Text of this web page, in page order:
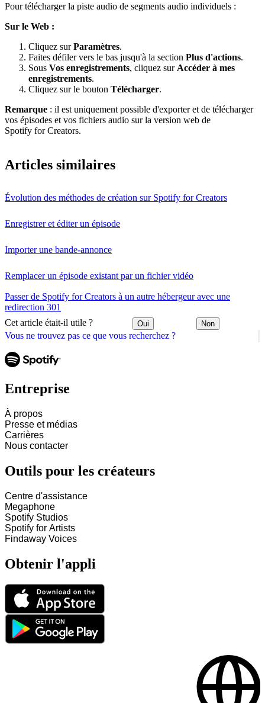
Vous ne trouvez pas ce que vous recherchez ?
Pour télécharger la piste audio de segments audio individuels :
Sur le Web :
Cliquez surParamètres.
Faites défiler vers le bas jusqu'à la section Plus d'actions.
Sous Vos enregistrements, cliquez sur Accéder à mes
enregistrements.
Cliquez sur le bouton Télécharger.
Remarque : il est uniquement possible d'exporter et de télécharger
vos épisodes et vos fichiers audio sur la version web de
Spotify for Creators.
Articles similaires
Évolution des méthodes de création sur Spotify for Creators
Enregistrer et éditer un épisode
Importer une bande-annonce
Remplacer un épisode existant par un fichier vidéo
Passer de Spotify for Creators à un autre hébergeur avec une
redirection 301
Cet article était-il utile ?
Oui Non
Entreprise
À propos
Presse et médias
Carrières
Nous contacter
Outils pour les créateurs
Centre d'assistance
Megaphone
Spotify Studios
Spotify for Artists
Findaway Voices
Obtenir l'appli